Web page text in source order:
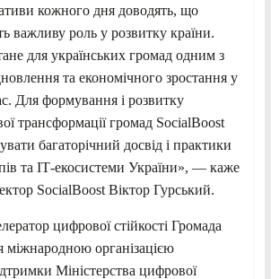
кожного дня доводять, що
важливу роль у розвитку країни.
для українських громад одним з
та економічного зростання у
Для формування і розвитку
трансформації громад SocialBoost
багаторічний досвід і практики
та ІТ-екосистеми України», — каже
SocialBoost Віктор Гурський.
цифрової стійкості Громада
міжнародною організацією
Міністерства цифрової